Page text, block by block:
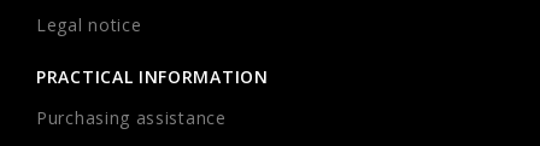
Legal notice
PRACTICAL INFORMATION
Purchasing assistance